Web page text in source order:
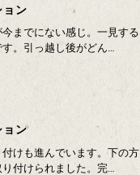
ョン
までにない感じ。一見する
。引っ越し後がどん…
ョン
けも進んでいます。下の方
付けられました。完…